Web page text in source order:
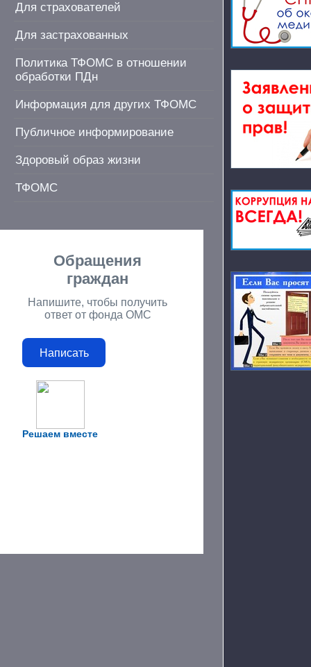
Для страхователей
Для застрахованных
Политика ТФОМС в отношении
обработки ПДн
Информация для других ТФОМС
Публичное информирование
Здоровый образ жизни
ТФОМС
Решаем вместе
Обращения
граждан
Напишите, чтобы получить
ответ от фонда ОМС
Написать